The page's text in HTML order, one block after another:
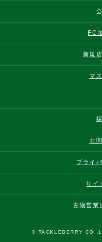
FC
新規
マ
お
プライ
サイ
古物営業
© TACKLEBERRY